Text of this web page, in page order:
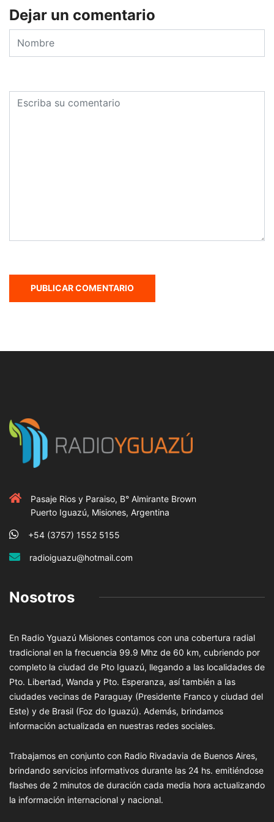
Dejar un comentario
Pasaje Rios y Paraiso, B° Almirante Brown
Puerto Iguazú, Misiones, Argentina
+54 (3757) 1552 5155
radioiguazu@hotmail.com
Nosotros
En Radio Yguazú Misiones contamos con una cobertura radial
tradicional en la frecuencia 99.9 Mhz de 60 km, cubriendo por
completo la ciudad de Pto Iguazú, llegando a las localidades de
Pto. Libertad, Wanda y Pto. Esperanza, así también a las
ciudades vecinas de Paraguay (Presidente Franco y ciudad del
Este) y de Brasil (Foz do Iguazú). Además, brindamos
información actualizada en nuestras redes sociales.
Trabajamos en conjunto con Radio Rivadavia de Buenos Aires,
brindando servicios informativos durante las 24 hs. emitiéndose
flashes de 2 minutos de duración cada media hora actualizando
la información internacional y nacional.